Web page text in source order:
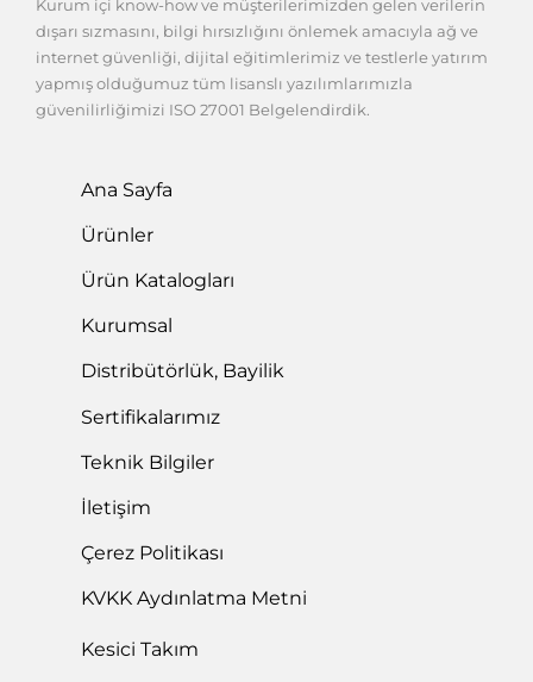
Kurum içi know-how ve müşterilerimizden gelen verilerin
dışarı sızmasını, bilgi hırsızlığını önlemek amacıyla ağ ve
internet güvenliği, dijital eğitimlerimiz ve testlerle yatırım
yapmış olduğumuz tüm lisanslı yazılımlarımızla
güvenilirliğimizi ISO 27001 Belgelendirdik.
Ana Sayfa
Ürünler
Ürün Katalogları
Kurumsal
Distribütörlük, Bayilik
Sertifikalarımız
Teknik Bilgiler
İletişim
Çerez Politikası
KVKK Aydınlatma Metni
Kesici Takım